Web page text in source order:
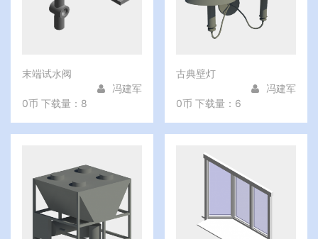
末端试水阀
冯建军
0币 下载量：8
古典壁灯
冯建军
0币 下载量：6